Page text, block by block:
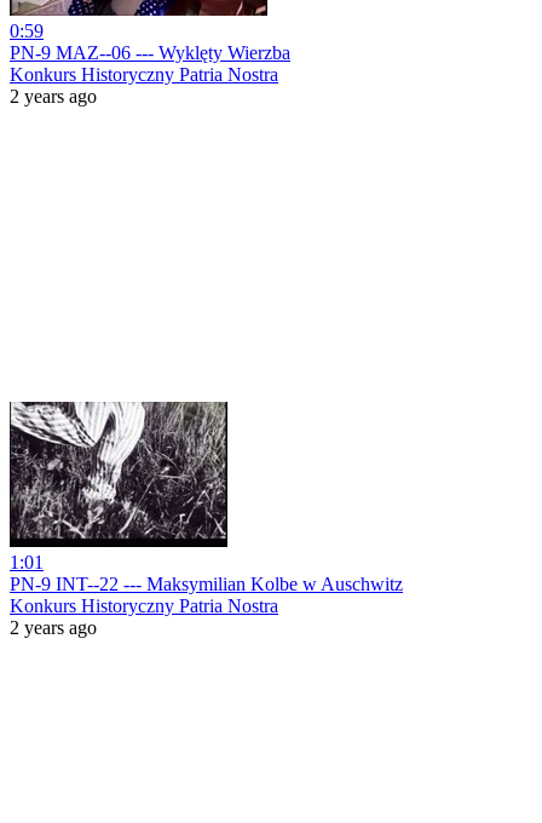
0:59
PN-9 MAZ--06 --- Wyklęty Wierzba
Konkurs Historyczny Patria Nostra
2 years ago
1:01
PN-9 INT--22 --- Maksymilian Kolbe w Auschwitz
Konkurs Historyczny Patria Nostra
2 years ago